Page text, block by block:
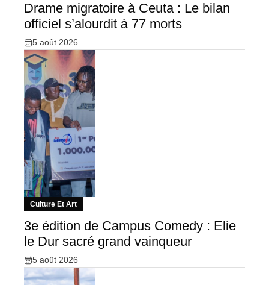
Drame migratoire à Ceuta : Le bilan
officiel s’alourdit à 77 morts
5 août 2026
Culture Et Art
3e édition de Campus Comedy : Elie
le Dur sacré grand vainqueur
5 août 2026